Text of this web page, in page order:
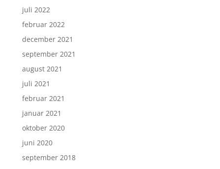
juli 2022
februar 2022
december 2021
september 2021
august 2021
juli 2021
februar 2021
januar 2021
oktober 2020
juni 2020
september 2018